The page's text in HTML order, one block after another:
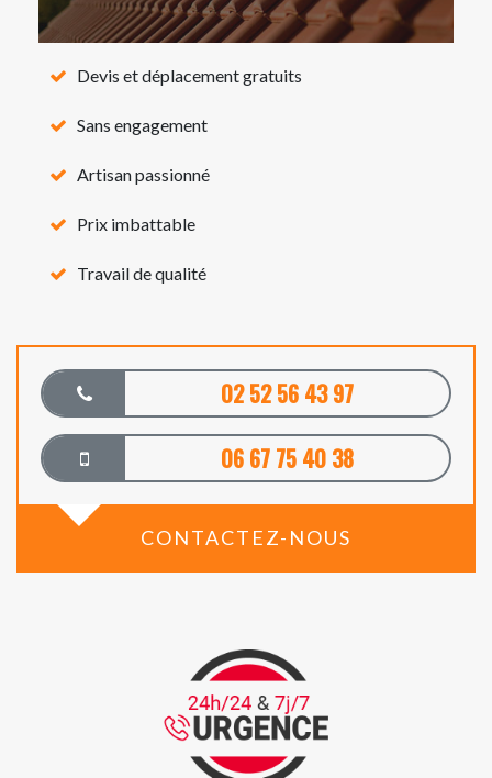
Devis et déplacement gratuits
Sans engagement
Artisan passionné
Prix imbattable
Travail de qualité
02 52 56 43 97
06 67 75 40 38
CONTACTEZ-NOUS